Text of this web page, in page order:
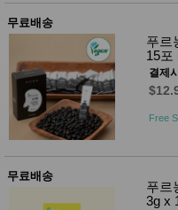
품
생활/욕
실/청소
WALL
DECO
Pet
Supplies
공연/행
무료배송
푸르
15포
결제
Free
무료배송
푸르
3g x